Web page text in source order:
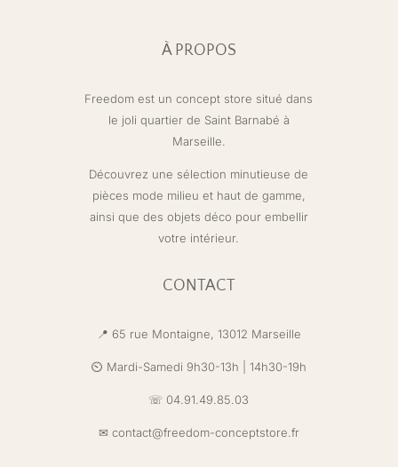
À PROPOS
Freedom est un concept store situé dans
le joli quartier de Saint Barnabé à
Marseille.
Découvrez une sélection minutieuse de
pièces mode milieu et haut de gamme,
ainsi que des objets déco pour embellir
votre intérieur.
CONTACT
📍 65 rue Montaigne, 13012 Marseille
⏲️ Mardi-Samedi 9h30-13h | 14h30-19h
☏ 04.91.49.85.03
✉ contact@freedom-conceptstore.fr